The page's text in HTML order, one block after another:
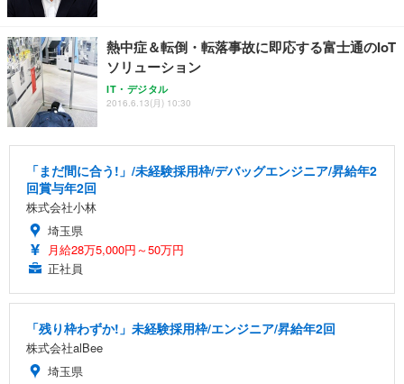
熱中症＆転倒・転落事故に即応する富士通のIoT
ソリューション
IT・デジタル
2016.6.13(月) 10:30
「まだ間に合う!」/未経験採用枠/デバッグエンジニア/昇給年2
回賞与年2回
株式会社小林
埼玉県
月給28万5,000円～50万円
正社員
「残り枠わずか!」未経験採用枠/エンジニア/昇給年2回
株式会社alBee
埼玉県